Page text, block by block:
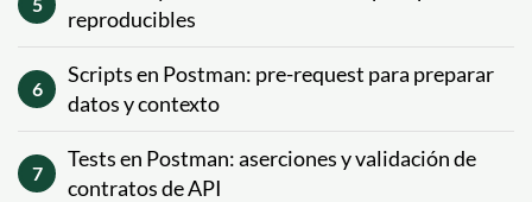
reproducibles
6
Scripts en Postman: pre-request para preparar
datos y contexto
7
Tests en Postman: aserciones y validación de
contratos de API